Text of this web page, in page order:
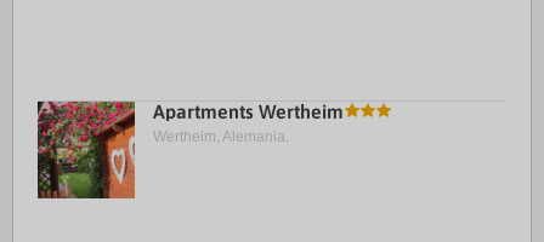
Apartments Wertheim
Wertheim, Alemania.